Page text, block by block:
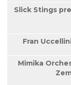
Slick Stings
Fran
Mimika